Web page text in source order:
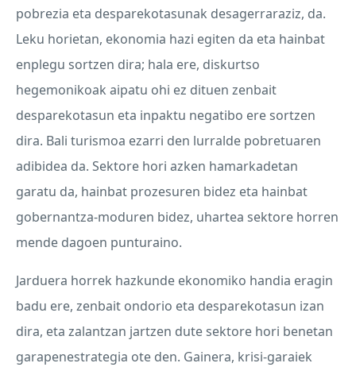
pobrezia eta desparekotasunak desagerraraziz, da.
Leku horietan, ekonomia hazi egiten da eta hainbat
enplegu sortzen dira; hala ere, diskurtso
hegemonikoak aipatu ohi ez dituen zenbait
desparekotasun eta inpaktu negatibo ere sortzen
dira. Bali turismoa ezarri den lurralde pobretuaren
adibidea da. Sektore hori azken hamarkadetan
garatu da, hainbat prozesuren bidez eta hainbat
gobernantza-moduren bidez, uhartea sektore horren
mende dagoen punturaino.
Jarduera horrek hazkunde ekonomiko handia eragin
badu ere, zenbait ondorio eta desparekotasun izan
dira, eta zalantzan jartzen dute sektore hori benetan
garapenestrategia ote den. Gainera, krisi-garaiek